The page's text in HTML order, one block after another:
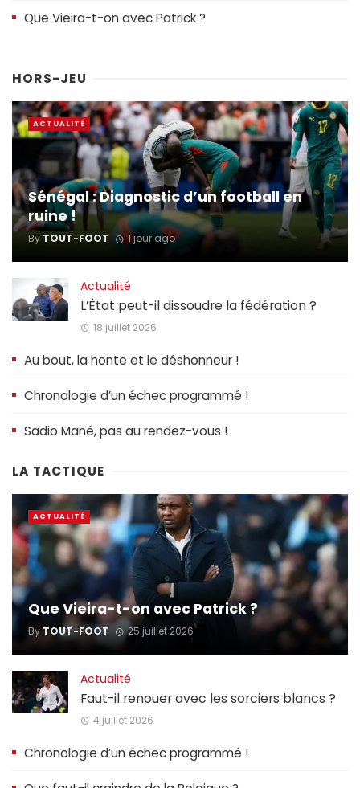
Que Vieira-t-on avec Patrick ?
HORS-JEU
Sénégal : Diagnostic d’un football en
ruine !
By TOUT-FOOT 1 jour ago
ACTUALITÉ
Actualité
L’État peut-il dissoudre la fédération ?
18 juillet 2026
Au bout, la honte et le déshonneur !
Chronologie d’un échec programmé !
Sadio Mané, pas au rendez-vous !
LA TACTIQUE
Que Vieira-t-on avec Patrick ?
ByTOUT-FOOT 25 juillet 2026
ACTUALITÉ
Actualité
Faut-il renouer avec les sorciers blancs ?
4 juillet 2026
Chronologie d’un échec programmé !